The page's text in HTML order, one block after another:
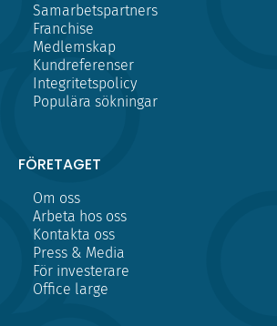
Samarbetspartners
Franchise
Medlemskap
Kundreferenser
Integritetspolicy
Populära sökningar
FÖRETAGET
Om oss
Arbeta hos oss
Kontakta oss
Press & Media
För investerare
Office large